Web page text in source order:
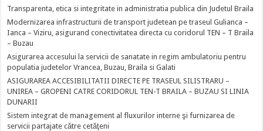
Transparenta, etica si integritate in administratia publica din Judetul Braila
Modernizarea infrastructurii de transport judetean pe traseul Gulianca –
Ianca – Viziru, asigurand conectivitatea directa cu coridorul TEN – T Braila
– Buzau
Asigurarea accesului la servicii de sanatate in regim ambulatoriu pentru
populatia judetelor Vrancea, Buzau, Braila si Galati
ASIGURAREA ACCESIBILITATII DIRECTE PE TRASEUL SILISTRARU –
UNIREA – GROPENI CATRE CORIDORUL TEN-T BRAILA – BUZAU SI LINIA
DUNARII
Sistem integrat de management al fluxurilor interne şi furnizarea de
servicii partajate către cetăţeni